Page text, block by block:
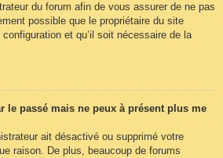
du forum afin de vous assurer de ne pas
possible que le propriétaire du site
et qu’il soit nécessaire de la
le passé mais ne peux à présent plus me
ait désactivé ou supprimé votre
raison. De plus, beaucoup de forums